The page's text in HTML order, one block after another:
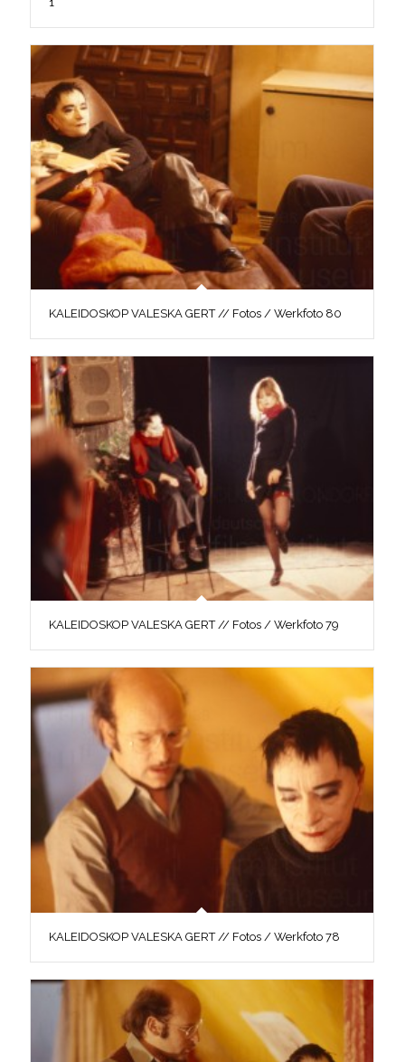
KALEIDOSKOP VALESKA GERT // Fotos / Werkfoto 80
KALEIDOSKOP VALESKA GERT // Fotos / Werkfoto 79
KALEIDOSKOP VALESKA GERT // Fotos / Werkfoto 78